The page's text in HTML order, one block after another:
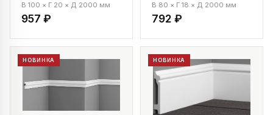
В 100 × Г 20 × Д 2000 мм
957 ₽
В 80 × Г 18 × Д 2000 мм
792 ₽
НОВИНКА НОВИНКА